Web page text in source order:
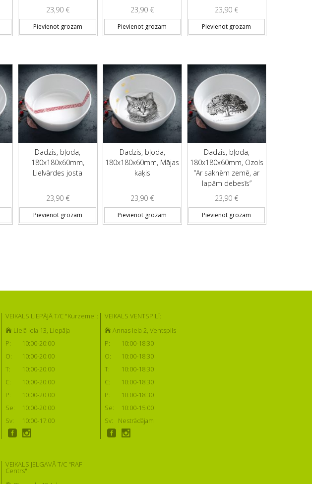
23,90 €
Pievienot grozam
23,90 €
Pievienot grozam
23,90 €
Pievienot grozam
Dadzis, bļoda,
180x180x60mm,
Lielvārdes josta
23,90 €
Pievienot grozam
Dadzis, bļoda,
180x180x60mm, Mājas
kaķis
23,90 €
Pievienot grozam
Dadzis, bļoda,
180x180x60mm, Ozols
“Ar saknēm zemē, ar
lapām debesīs”
23,90 €
Pievienot grozam
VEIKALS LIEPĀJĀ T/C "Kurzeme":
Lielā iela 13, Liepāja
P:
10:00-20:00
O:
10:00-20:00
T:
10:00-20:00
C:
10:00-20:00
P:
10:00-20:00
Se:
10:00-20:00
Sv:
10:00-17:00
VEIKALS VENTSPILĪ:
Annas iela 2, Ventspils
P:
10:00-18:30
O:
10:00-18:30
T:
10:00-18:30
C:
10:00-18:30
P:
10:00-18:30
Se:
10:00-15:00
Sv:
Nestrādājam
VEIKALS JELGAVĀ T/C "RAF
Centrs":